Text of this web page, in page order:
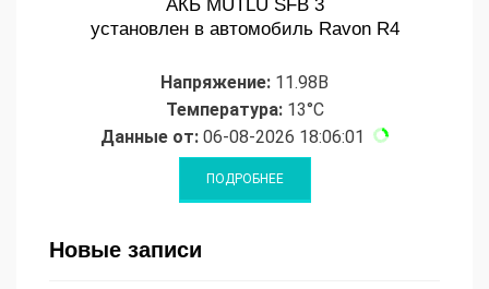
АКБ MUTLU SFB 3
установлен в автомобиль Ravon R4
Напряжение: 11.98В
Температура:13°C
Данные от: 06-08-2026 18:06:01
Новые записи